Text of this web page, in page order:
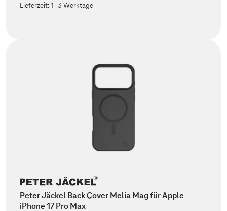
Lieferzeit:1-3 Werktage
Peter Jäckel Back Cover Melia Mag für Apple
iPhone 17 Pro Max